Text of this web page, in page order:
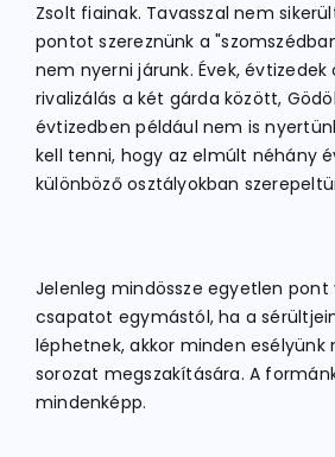
ELÉRHETŐSÉGEK
TAGDÍJ BEFIZETÉS
Zsolt fiainak. Tavasszal nem
pontot szereznünk a
nem nyerni járunk. Évek,
rivalizálás a két gárda között,
évtizedben például nem is
kell tenni, hogy az elmúlt néhány
különböző osztályokban
Jelenleg mindössze egyetlen pont
csapatot egymástól, ha a
léphetnek, akkor minden esélyünk
sorozat megszakítására. A
mindenképp.